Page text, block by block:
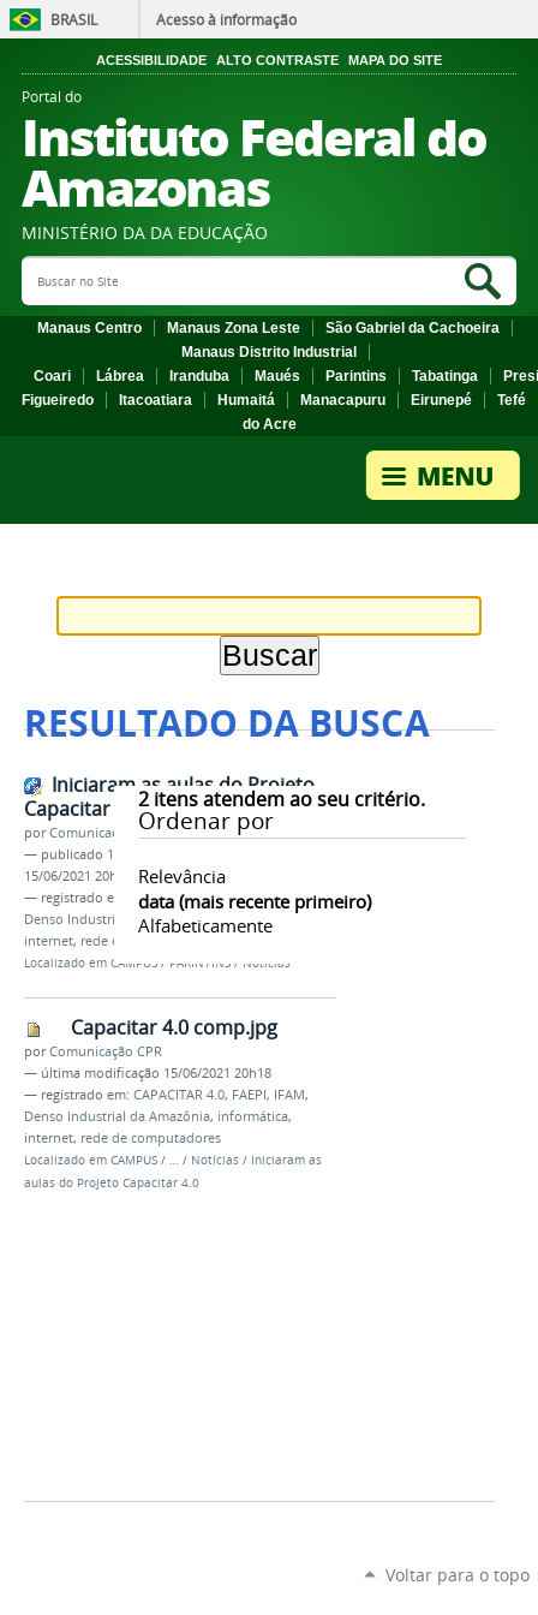
BRASIL Acesso à informação
ACESSIBILIDADE ALTO CONTRASTE MAPA DO SITE
Portal do
Instituto Federal do
Amazonas
MINISTÉRIO DA DA EDUCAÇÃO
Search Site
Manaus Centro Manaus Zona Leste
São Gabriel da Cachoeira
Manaus Distrito Industrial
Coari
Lábrea Iranduba Maués Parintins Tabatinga
Figueiredo
Itacoatiara Humaitá Manacapuru Eirunepé
Tefé
do Acre
RESULTADO DA BUSCA
2itens atendem ao seu critério.
Ordenar por
Relevância
data (mais recente primeiro)
Alfabeticamente
Iniciaram as aulas do Projeto
Capacitar 4.0
porComunicação CPR
— publicado 15/06/2021
15/06/2021 20h27
— registrado em:
CAPACITAR 4.0 ,FAEPI,IFAM,
Denso Industrial da Amazônia
informática
internet, rede de computadores
Localizado em CAMPUS / PARINTINS / Notícias
Capacitar 4.0 comp.jpg
porComunicação CPR
— última modificação 15/06/2021 20h18
— registrado em: CAPACITAR 4.0, FAEPI, IFAM,
Denso Industrial da Amazônia, informática,
internet, rede de computadores
Localizado em CAMPUS / / Notícias / Iniciaram as
aulas do Projeto Capacitar 4.0
Voltar para o topo